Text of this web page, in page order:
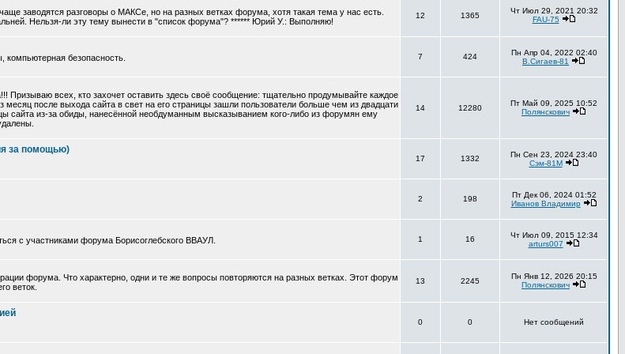
заводятся разговоры о МАКСе, но на разных ветках форума, хотя такая тема у нас есть.
Нельзя-ли эту тему вынести в "список форума"? ****** Юрий У.: Выполняю!
12 1365
Чт Июл 29, 2021 20:32
FAU-75
компьютерная безопасность. 7 424
Пн Апр 04, 2022 02:40
В.Сигаев-81
всех, кто захочет оставить здесь своё сообщение: тщательно продумывайте каждое
после выхода сайта в свет на его страницы зашли пользователи больше чем из двадцати
сайта из-за обиды, нанесённой необдуманным высказыванием кого-либо из форумян ему
14 12280
Пт Май 09, 2025 10:52
Полянскович
за помощью)
17 1332
Пн Сен 23, 2024 23:40
Сэм-81М
2 198
Пт Дек 06, 2024 01:52
Иванов Владимир
с участниками форума Борисоглебского ВВАУЛ. 1 16
Чт Июл 09, 2015 12:34
arturs007
форума. Что характерно, одни и те же вопросы повторяются на разных ветках. Этот форум
веток.
13 2245
Пн Янв 12, 2026 20:15
Полянскович
0 0 Нет сообщений